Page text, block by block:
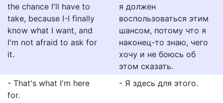
the chance I'll have to
take, because I-I finally
know what I want, and
I'm not afraid to ask for
it.
я должен
воспользоваться этим
шансом, потому что я
наконец-то знаю, чего
хочу и не боюсь об
этом сказать.
- That's what I'm here
for.
- Я здесь для этого.